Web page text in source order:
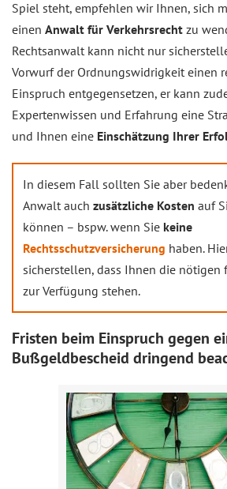
Spiel steht, empfehlen wir Ihnen, sich
einen Anwalt für Verkehrsrecht zu
Rechtsanwalt kann nicht nur
Vorwurf der Ordnungswidrigkeit einen
Einspruch entgegensetzen, er kann
Expertenwissen und Erfahrung eine
und Ihnen eine Einschätzung Ihrer
In diesem Fall sollten Sie aber
Anwalt auch zusätzliche Kosten auf
können – bspw. wenn Sie keine
Rechtsschutzversicherung haben.
sicherstellen, dass Ihnen die
zur Verfügung stehen.
Fristen beim Einspruch gegen
Bußgeldbescheid dringend